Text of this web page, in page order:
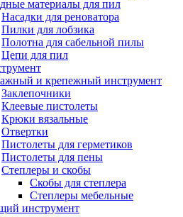
материалы для пил
Насадки для реноватора
Пилки для лобзика
Полотна для сабельной пилы
Цепи для пил
и крепежный инструмент
Заклепочники
Клеевые пистолеты
Крюки вязальные
Отвертки
Пистолеты для герметиков
Пистолеты для пены
Степлеры и скобы
Скобы для степлера
Степлеры мебельные
инструмент